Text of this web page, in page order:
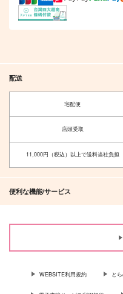
配送
宅配便
店頭受取
11,000円（税込）以上で送料当社負担
便利な機能/サービス
WEBSITE利用規約 と